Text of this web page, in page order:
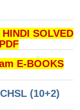
SOLVED
E-BOOKS
(10+2)